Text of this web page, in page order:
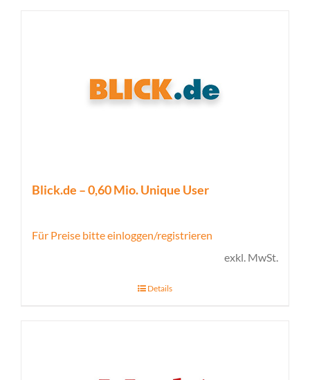
Blick.de – 0,60 Mio. Unique User
Für Preise bitte einloggen/registrieren
exkl. MwSt.
Details